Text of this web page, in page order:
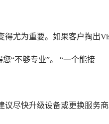
得尤为重要。如果客户掏出
“不够专业”。 “一个能接
议尽快升级设备或更换服务商